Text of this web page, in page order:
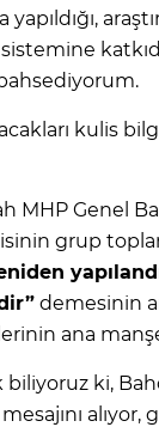
yapıldığı,
sistemine
kulis
MHP Genel
grup
demesinin
ana
ki,
alıyor,